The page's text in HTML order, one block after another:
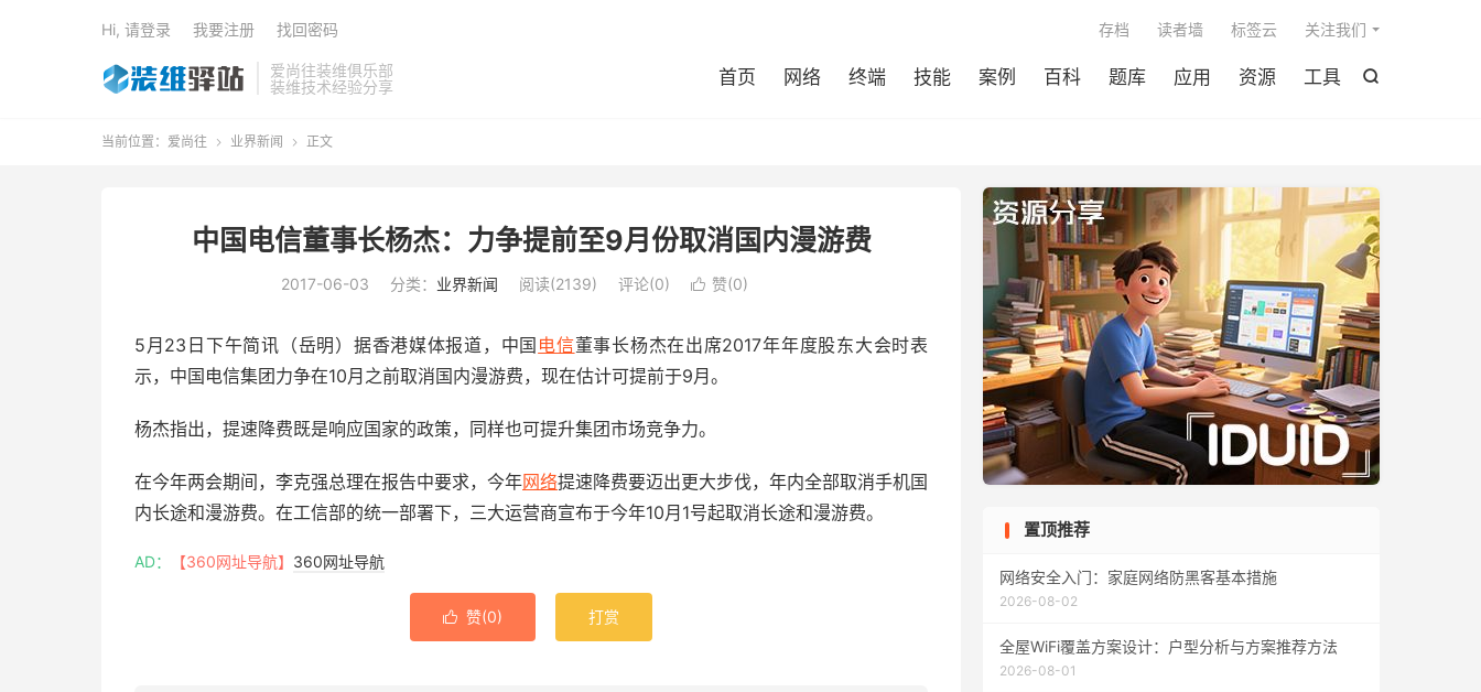
爱尚往装维俱乐部
装维技术经验分享

首页 网络 终端 技能 案例 百科 题库 应用 资源 工具
存档 读者墙 标签云 关注我们
Hi, 请登录 我要注册 找回密码
当前位置： 爱尚往  业界新闻  正文
中国电信董事长杨杰：力争提前至9月份取消国内漫游费
2017-06-03 分类： 业界新闻 阅读(2139) 评论(0)  赞(0)
5月23日下午简讯（岳明）据香港媒体报道，中国 电信董事长杨杰在出席2017年年度股东大会时表
示，中国电信集团力争在10月之前取消国内漫游费，现在估计可提前于9月。
杨杰指出，提速降费既是响应国家的政策，同样也可提升集团市场竞争力。
在今年两会期间，李克强总理在报告中要求，今年网络提速降费要迈出更大步伐，年内全部取消手机国
内长途和漫游费。在工信部的统一部署下，三大运营商宣布于今年10月1号起取消长途和漫游费。
AD： 【360网址导航】 360网址导航
 赞(0) 打赏
置顶推荐
网络安全入门：家庭网络防黑客基本措施
2026-08-02
全屋WiFi覆盖方案设计：户型分析与方案推荐方法
2026-08-01